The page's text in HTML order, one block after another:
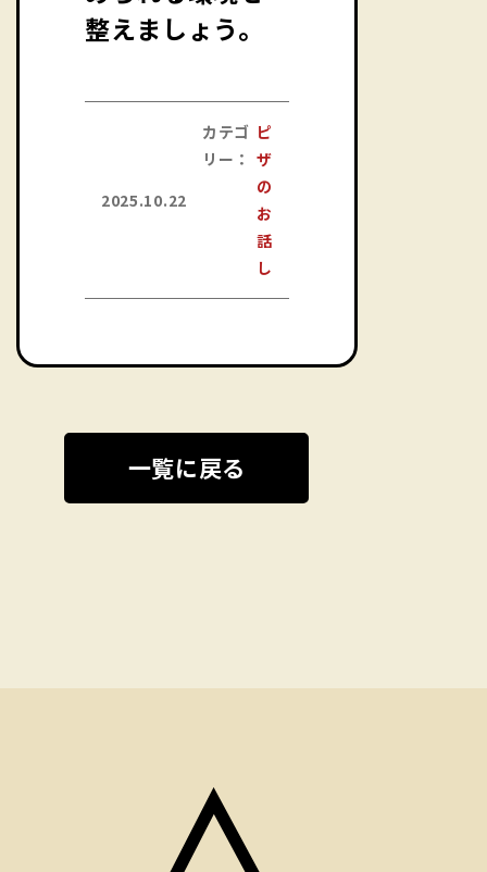
整えましょう。
2025.10.22
カテゴ
リー：
ピ
ザ
の
お
話
し
一覧に戻る